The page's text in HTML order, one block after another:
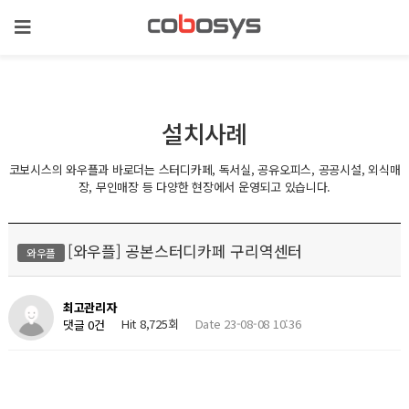
설치사례
코보시스의 와우플과 바로더는 스터디카페, 독서실, 공유오피스, 공공시설, 외식매
장, 무인매장 등 다양한 현장에서 운영되고 있습니다.
와우플 [와우플] 공본스터디카페 구리역센터
최고관리자
댓글 0건
Hit 8,725회 Date 23-08-08 10:36